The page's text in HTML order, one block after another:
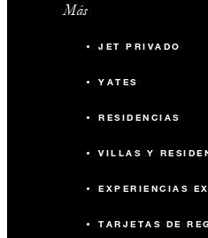
Más
JET PRIVADO
YATES
RESIDENCIAS
VILLAS Y
EXPERIENCIAS
TARJETAS DE